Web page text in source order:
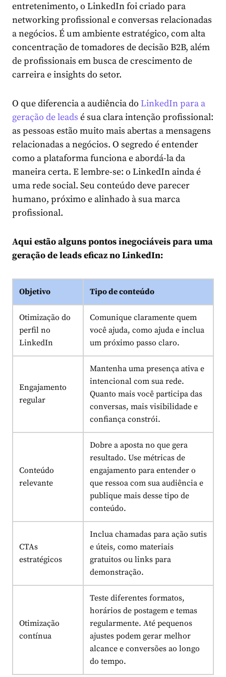
entretenimento, o LinkedIn foi criado para
networking profissional e conversas relacionadas
a negócios. É um ambiente estratégico, com alta
concentração de tomadores de decisão B2B, além
de profissionais em busca de crescimento de
carreira e insights do setor.
O que diferencia a audiência do LinkedIn para a
geração de leads é sua clara intenção profissional:
as pessoas estão muito mais abertas a mensagens
relacionadas a negócios. O segredo é entender
como a plataforma funciona e abordá-la da
maneira certa. E lembre-se: o LinkedIn ainda é
uma rede social. Seu conteúdo deve parecer
humano, próximo e alinhado à sua marca
profissional.
Aqui estão alguns pontos inegociáveis para uma
geração de leads eficaz no LinkedIn:
Objetivo Tipo de conteúdo
Otimização do
perfil no
LinkedIn
Comunique claramente quem
você ajuda, como ajuda e inclua
um próximo passo claro.
Engajamento
regular
Mantenha uma presença ativa e
intencional com sua rede.
Quanto mais você participa das
conversas, mais visibilidade e
confiança constrói.
Conteúdo
relevante
Dobre a aposta no que gera
resultado. Use métricas de
engajamento para entender o
que ressoa com sua audiência e
publique mais desse tipo de
conteúdo.
CTAs
estratégicos
Inclua chamadas para ação sutis
e úteis, como materiais
gratuitos ou links para
demonstração.
Otimização
contínua
Teste diferentes formatos,
horários de postagem e temas
regularmente. Até pequenos
ajustes podem gerar melhor
alcance e conversões ao longo
do tempo.